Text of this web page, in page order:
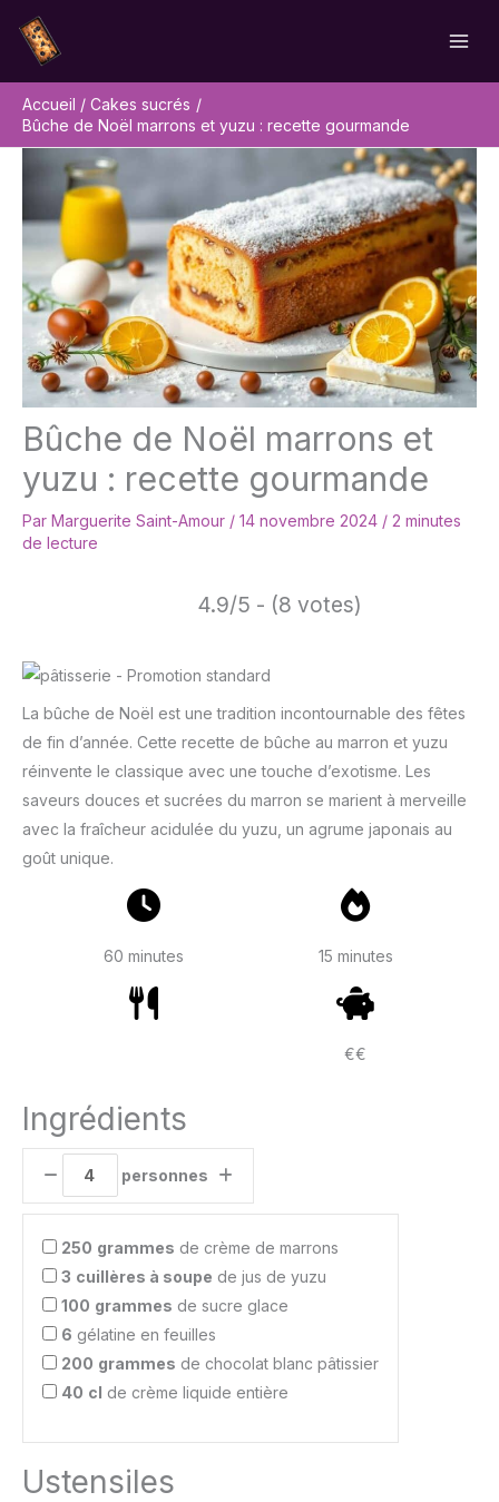
contenu
Accueil
Cakes sucrés
Bûche de Noël marrons et yuzu : recette gourmande
Bûche de Noël marrons et
yuzu : recette gourmande
Par Marguerite Saint-Amour / 14 novembre 2024 / 2 minutes
de lecture
4.9/5 - (8 votes)
La bûche de Noël est une tradition incontournable des fêtes
de fin d’année. Cette recette de bûche au marron et yuzu
réinvente le classique avec une touche d’exotisme. Les
saveurs douces et sucrées du marron se marient à merveille
avec la fraîcheur acidulée du yuzu, un agrume japonais au
goût unique.
60 minutes 15 minutes
€€
Ingrédients
personnes
250 grammes de crème de marrons
3 cuillères à soupe de jus de yuzu
100 grammes de sucre glace
6 gélatine en feuilles
200 grammes de chocolat blanc pâtissier
40 cl de crème liquide entière
Ustensiles
Rechercher